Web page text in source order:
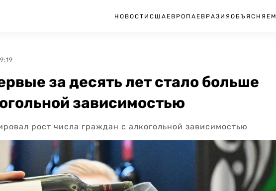
НОВОСТИ США ЕВРОПА ЕВРАЗИЯ ОБЪЯСНЯЕМ
за десять лет стало больше
зависимостью
рост числа граждан с алкогольной зависимостью